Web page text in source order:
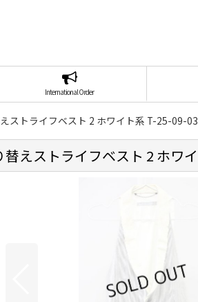
International Order
ストライフベスト 2 ホワイト系 T-25-09-
えストライフベスト 2 ホワ